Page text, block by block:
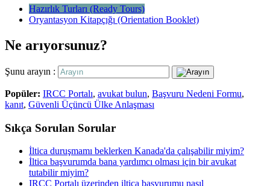
Hazırlık Turları (Ready Tours)
Oryantasyon Kitapçığı (Orientation Booklet)
Ne arıyorsunuz?
Şunu arayın :
Popüler: IRCC Portalı, avukat bulun, Başvuru Nedeni Formu,
kanıt, Güvenli Üçüncü Ülke Anlaşması
Sıkça Sorulan Sorular
İltica duruşmamı beklerken Kanada'da çalışabilir miyim?
İltica başvurumda bana yardımcı olması için bir avukat
tutabilir miyim?
IRCC Portalı üzerinden iltica başvurumu nasıl